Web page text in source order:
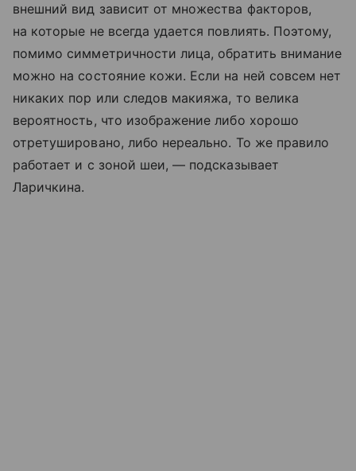
внешний вид зависит от множества факторов,
на которые не всегда удается повлиять. Поэтому,
помимо симметричности лица, обратить внимание
можно на состояние кожи. Если на ней совсем нет
никаких пор или следов макияжа, то велика
вероятность, что изображение либо хорошо
отретушировано, либо нереально. То же правило
работает и с зоной шеи, — подсказывает
Ларичкина.